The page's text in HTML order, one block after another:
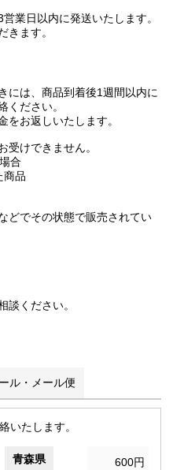
業日以内に発送いたします。
きます。
には、商品到着後1週間以内に
ください。
をお返しいたします。
受けできません。
合
商品
どでその状態で販売されてい
談ください。
ル・メール便
いたします。
青森県 600円